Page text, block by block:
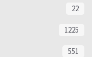
22
1225
551